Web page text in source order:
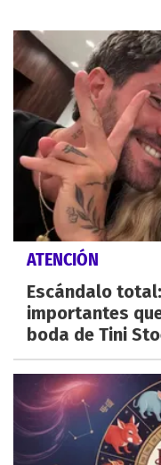
ATENCIÓN
Escándalo
importantes
boda de Tini